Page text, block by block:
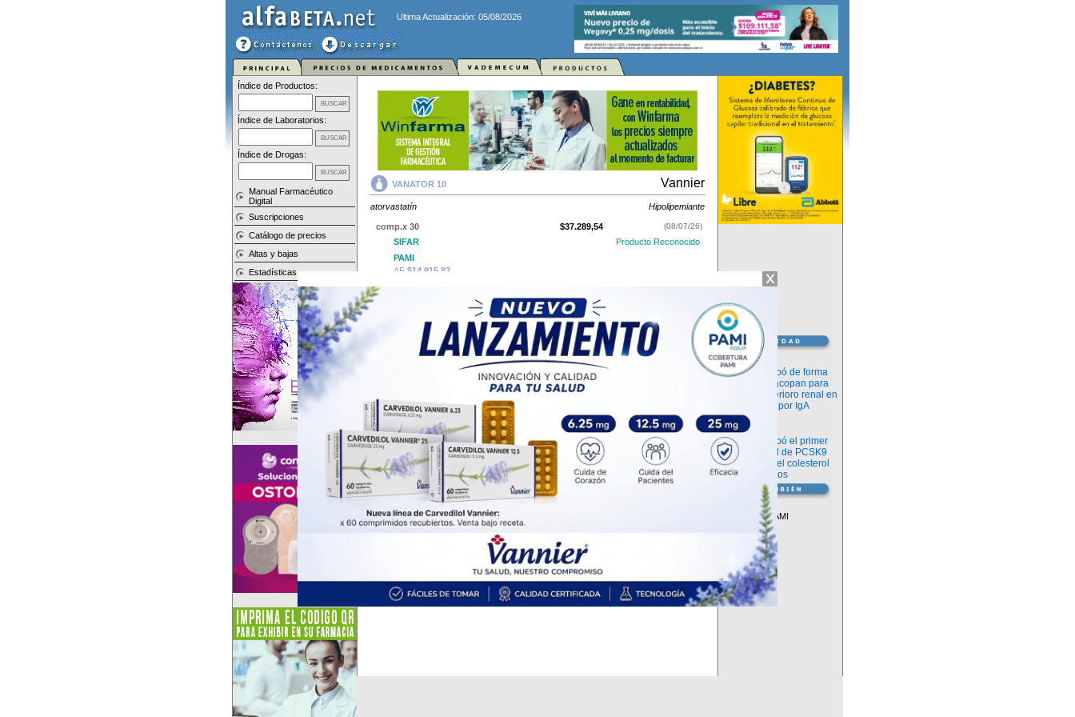
Ultima Actualización: 05/08/2026
Índice de Productos:
Índice de Laboratorios:
Índice de Drogas:
Manual Farmacéutico
Digital
Suscripciones
Catálogo de precios
Altas y bajas
Estadísticas
VANATOR 10 Vannier
atorvastatín Hipolipemiante
comp.x 30 $37.289,54 (08/07/26)
SIFAR
Producto Reconocido
PAMI
AF $14.915,82
$20.408,43
$57.502,11 (08/07/26)
$23.000,84
Cobertura Monto Fijo
$26.349,92
VANATOR 10contiene atorvastatín y se indica comoHipolipemiante. Es
producido porVanniery cuenta con 2 presentaciones disponibles.
Algunas presentaciones cuentan con cobertura PAMI.
Explorar más
Otros productos con
atorvastatín
Otros productos deVannier
Novedades
La FDA aprobó de forma
definitiva iptacopan para
frenar el deterioro renal en
la nefropatía por IgA
Salud
La FDA aprobó el primer
inhibidor oral de PCSK9
para reducir el colesterol
LDL en adultos
Vademécum
Descuentos PAMI